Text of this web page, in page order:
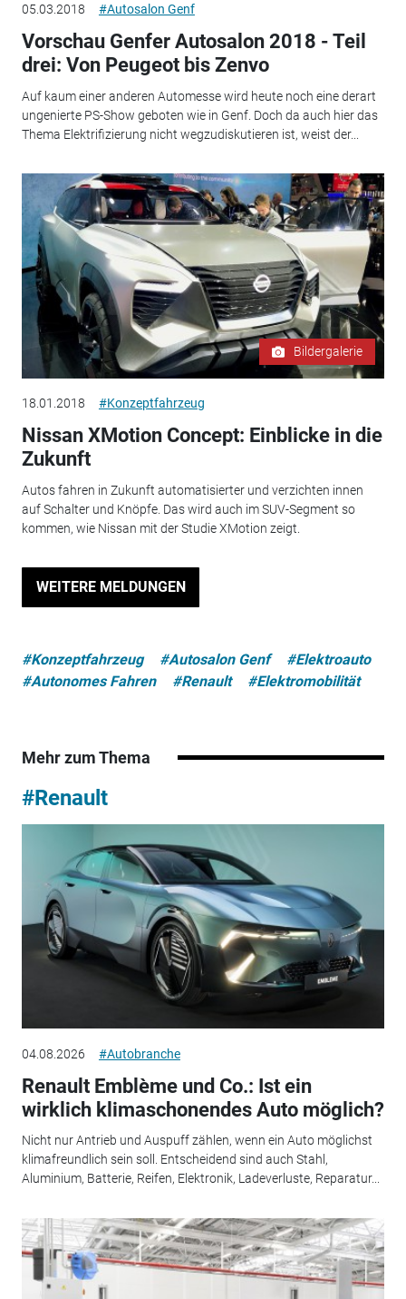
05.03.2018 #Autosalon Genf
Vorschau Genfer Autosalon 2018 - Teil
drei: Von Peugeot bis Zenvo
Auf kaum einer anderen Automesse wird heute noch eine derart
ungenierte PS-Show geboten wie in Genf. Doch da auch hier das
Thema Elektrifizierung nicht wegzudiskutieren ist, weist der...
Bildergalerie
18.01.2018 #Konzeptfahrzeug
Nissan XMotion Concept: Einblicke in die
Zukunft
Autos fahren in Zukunft automatisierter und verzichten innen
auf Schalter und Knöpfe. Das wird auch im SUV-Segment so
kommen, wie Nissan mit der Studie XMotion zeigt.
WEITERE MELDUNGEN
#Konzeptfahrzeug #Autosalon Genf
#Elektroauto
#Autonomes Fahren
#Renault #Elektromobilität
Mehr zum Thema
#Renault
04.08.2026 #Autobranche
Renault Emblème und Co.: Ist ein
wirklich klimaschonendes Auto möglich?
Nicht nur Antrieb und Auspuff zählen, wenn ein Auto möglichst
klimafreundlich sein soll. Entscheidend sind auch Stahl,
Aluminium, Batterie, Reifen, Elektronik, Ladeverluste, Reparatur...